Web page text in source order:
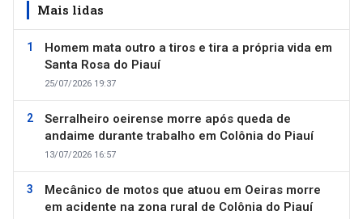
Mais lidas
Homem mata outro a tiros e tira a própria vida em
Santa Rosa do Piauí
25/07/2026 19:37
Serralheiro oeirense morre após queda de
andaime durante trabalho em Colônia do Piauí
13/07/2026 16:57
Mecânico de motos que atuou em Oeiras morre
em acidente na zona rural de Colônia do Piauí